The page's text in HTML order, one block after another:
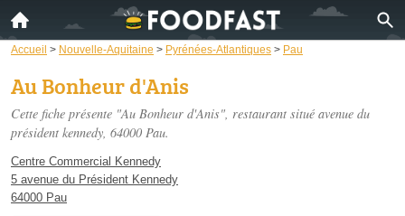
Accueil > Nouvelle-Aquitaine > Pyrénées-Atlantiques > Pau
Au Bonheur d'Anis
Cette fiche présente "Au Bonheur d'Anis", restaurant situé avenue du
président kennedy, 64000 Pau.
Centre Commercial Kennedy
5 avenue du Président Kennedy
64000 Pau